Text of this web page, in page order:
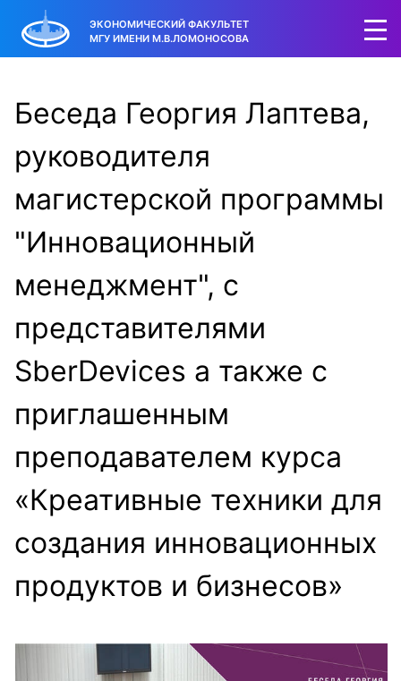
ЭКОНОМИЧЕСКИЙ ФАКУЛЬТЕТ
МГУ ИМЕНИ М.В.ЛОМОНОСОВА
Беседа Георгия Лаптева,
руководителя
магистерской программы
"Инновационный
менеджмент", с
представителями
SberDevices а также с
приглашенным
преподавателем курса
«Креативные техники для
создания инновационных
продуктов и бизнесов»